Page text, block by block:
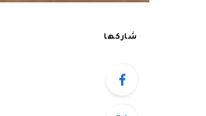
شاركها